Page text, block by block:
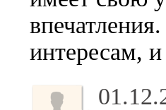
интересам,